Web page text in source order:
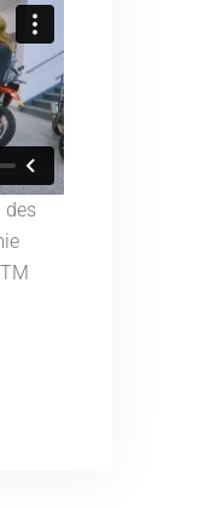
des